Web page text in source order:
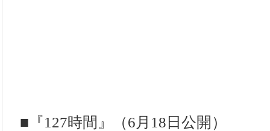
■『127時間』（6月18日公開）